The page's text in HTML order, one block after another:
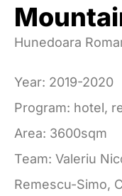
Hunedoara
Year: 2019-2020
Program: hotel,
Area: 3600sqm
Team: Valeriu
Remescu-Simo,